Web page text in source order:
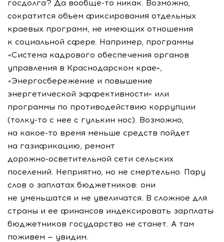
госдолга? Да вообще-то никак. Возможно,
сократится объем фиксирования отдельных
краевых программ, не имеющих отношения
к социальной сфере. Например, программы
«Система кадрового обеспечения органов
управления в Краснодарском крае»,
«Энергосбережение и повышение
энергетической эффективности» или
программы по противодействию коррупции
(толку-то с нее с гулькин нос). Возможно,
на какое-то время меньше средств пойдет
на газификацию, ремонт
дорожно-осветительной сети сельских
поселений. Неприятно, но не смертельно. Пару
слов о заплатах бюджетников: они
не уменьшатся и не увеличатся. В сложное для
страны и ее финансов индексировать зарплаты
бюджетников государство не станет. А там
поживем — увидим.